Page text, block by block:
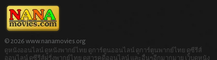
© 2026 www.nanamovies.org
ดูหนังออนไลน์ ดูหนังพากย์ไทย ดูการ์ตูนออนไลน์ ดูการ์ตูนพากย์ไทย ดูซีรีส์
ออนไลน์ ดูซีรีส์ฝรั่งพากย์ไทย ดูสารคดีออนไลน์ และอื่นๆอีกมากมาย เว็บดูหนัง